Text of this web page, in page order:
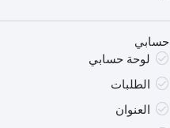
حسابي
لوحة حسابي
الطلبات
العنوان